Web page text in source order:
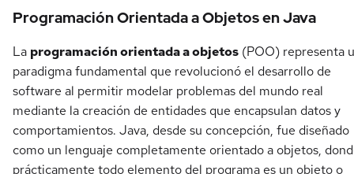
Programación Orientada a Objetos en Java
La programación orientada a objetos (POO) representa
paradigma fundamental que revolucionó el desarrollo de
software al permitir modelar problemas del mundo real
mediante la creación de entidades que encapsulan datos y
comportamientos. Java, desde su concepción, fue diseñado
como un lenguaje completamente orientado a objetos,
prácticamente todo elemento del programa es un objeto o